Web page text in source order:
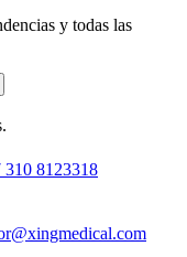
y todas las
310 8123318